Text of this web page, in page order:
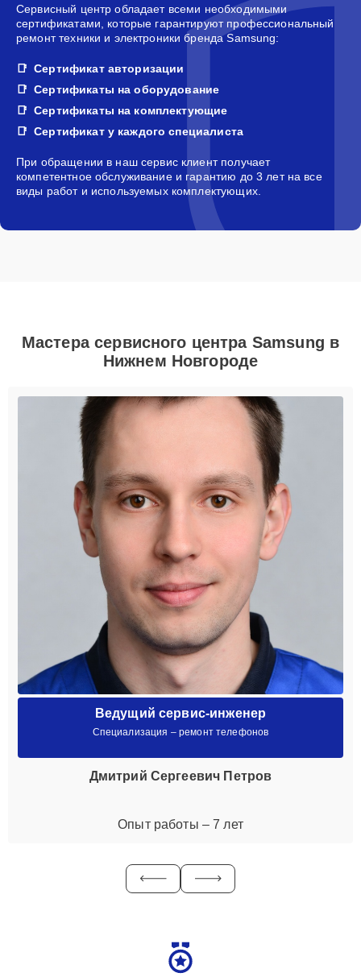
Сервисный центр обладает всеми необходимыми
сертификатами, которые гарантируют профессиональный
ремонт техники и электроники бренда Samsung:
Сертификат авторизации
Сертификаты на оборудование
Сертификаты на комплектующие
Сертификат у каждого специалиста
При обращении в наш сервис клиент получает
компетентное обслуживание и гарантию до 3 лет на все
виды работ и используемых комплектующих.
Мастера сервисного центра Samsung в
Нижнем Новгороде
Ведущий сервис-инженер
Специализация – ремонт телефонов
Дмитрий Сергеевич Петров
Опыт работы – 7 лет